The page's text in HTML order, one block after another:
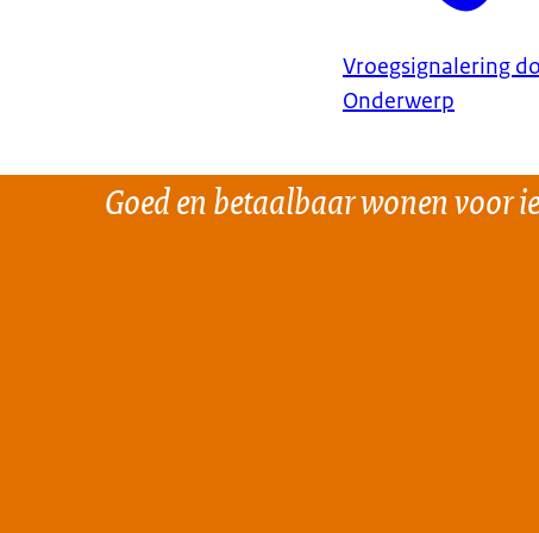
Bij het
van
middels een
De toelichting
gemeentelijke
Vroegsignalering
Onderwerp
Goed en betaalbaar wonen voor